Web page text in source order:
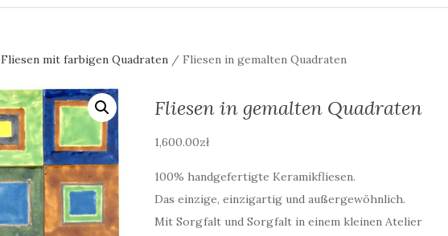
Fliesen mit farbigen Quadraten / Fliesen in gemalten Quadraten
Fliesen in gemalten Quadraten
1,600.00zł
100% handgefertigte Keramikfliesen.
Das einzige, einzigartig und außergewöhnlich.
Mit Sorgfalt und Sorgfalt in einem kleinen Atelier